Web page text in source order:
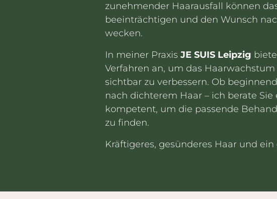
zunehmender Haarausfall können
beeinträchtigen und den Wunsch
wecken.
In meiner Praxis JE SUIS Leipzig
Verfahren an, um das
sichtbar zu verbessern. Ob
nach dichterem Haar – ich berate
kompetent, um die passende
zu finden.
Kräftigeres, gesünderes Haar und